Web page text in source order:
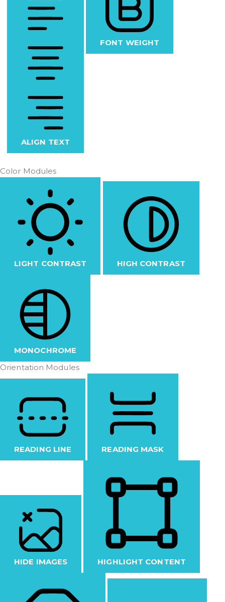
ALIGN TEXT
FONT WEIGHT
Color Modules
LIGHT CONTRAST HIGH CONTRAST
MONOCHROME
Orientation Modules
READING LINE READING MASK
HIDE IMAGES HIGHLIGHT CONTENT